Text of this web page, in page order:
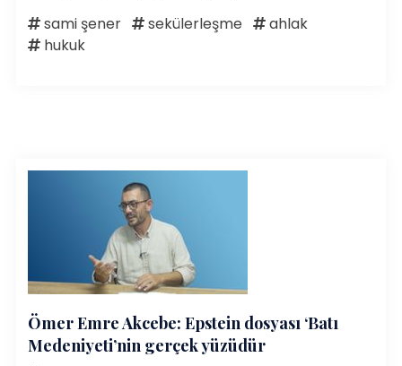
sami şener
sekülerleşme
ahlak
hukuk
Ömer Emre Akcebe: Epstein dosyası ‘Batı
Medeniyeti’nin gerçek yüzüdür